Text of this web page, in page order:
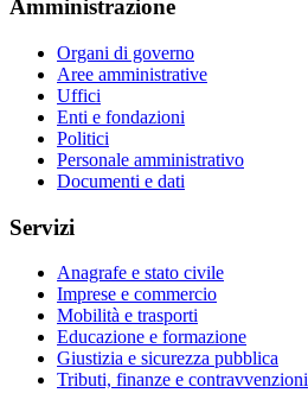
Amministrazione
Organi di governo
Aree amministrative
Uffici
Enti e fondazioni
Politici
Personale amministrativo
Documenti e dati
Servizi
Anagrafe e stato civile
Imprese e commercio
Mobilità e trasporti
Educazione e formazione
Giustizia e sicurezza pubblica
Tributi, finanze e contravvenzioni